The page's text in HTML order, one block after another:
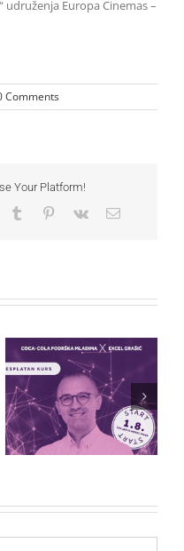
Europa Cinemas –
Comments
Your Platform!
Tumblr Pinterest
Vk Email
Priključi se besplatnoj
regionalnoj AI edukaciji
i nauči kako da
veštačku inteligenciju
primeniš u praksi